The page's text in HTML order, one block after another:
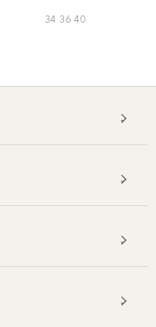
34 36 40